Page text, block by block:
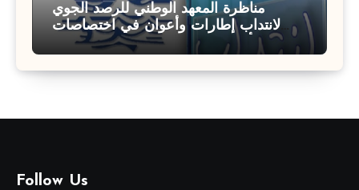
مناظرة المعهد الوطني للرصد الجوي
لانتداب إطارات وأعوان في اختصاصات
مختلفة : أخر اجل للترشح 27 جويلية 2026
Follow Us